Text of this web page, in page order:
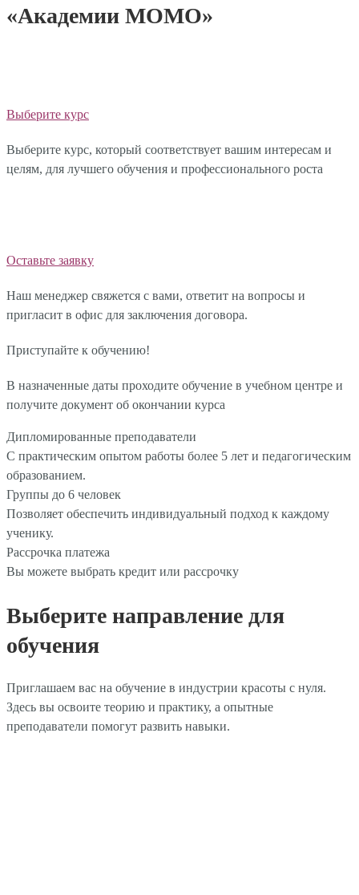
«Академии МОМО»
Выберите курс
Выберите курс, который соответствует вашим интересам и
целям, для лучшего обучения и профессионального роста
Оставьте заявку
Наш менеджер свяжется с вами, ответит на вопросы и
пригласит в офис для заключения договора.
Приступайте к обучению!
В назначенные даты проходите обучение в учебном центре и
получите документ об окончании курса
Дипломированные преподаватели
С практическим опытом работы более 5 лет и педагогическим
образованием.
Группы до 6 человек
Позволяет обеспечить индивидуальный подход к каждому
ученику.
Рассрочка платежа
Вы можете выбрать кредит или рассрочку
Выберите направление для
обучения
Приглашаем вас на обучение в индустрии красоты с нуля.
Здесь вы освоите теорию и практику, а опытные
преподаватели помогут развить навыки.